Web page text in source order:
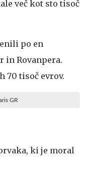
več kot sto tisoč
po en
in Rovanpera.
70 tisoč evrov.
GR
ki je moral